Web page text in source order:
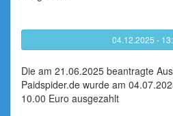
04.12.2025 -
Die am 21.06.2025 beantragte
Paidspider.de wurde am
10.00 Euro ausgezahlt